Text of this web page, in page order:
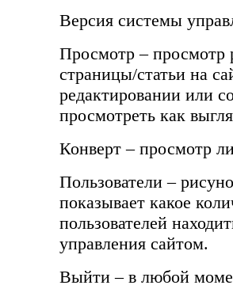
Версия системы
Просмотр – просмотр
страницы/статьи на
редактировании или
просмотреть как
Конверт – просмотр
Пользователи –
показывает какое
пользователей
управления сайтом.
Выйти – в любой